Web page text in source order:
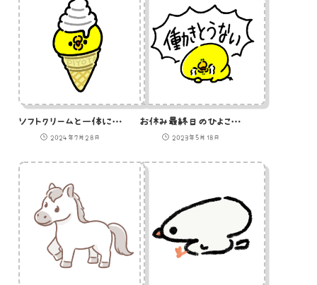
ソフトクリームと一体になったひよこ
2024年7月28日
お休み最終日のひよこのイラスト
2023年5月18日